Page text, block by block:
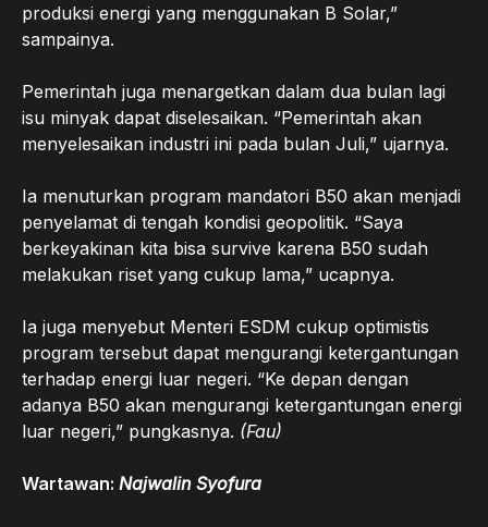
produksi energi yang menggunakan B Solar,”
sampainya.
Pemerintah juga menargetkan dalam dua bulan lagi
isu minyak dapat diselesaikan. “Pemerintah akan
menyelesaikan industri ini pada bulan Juli,” ujarnya.
Ia menuturkan program mandatori B50 akan menjadi
penyelamat di tengah kondisi geopolitik. “Saya
berkeyakinan kita bisa survive karena B50 sudah
melakukan riset yang cukup lama,” ucapnya.
Ia juga menyebut Menteri ESDM cukup optimistis
program tersebut dapat mengurangi ketergantungan
terhadap energi luar negeri. “Ke depan dengan
adanya B50 akan mengurangi ketergantungan energi
luar negeri,” pungkasnya. (Fau)
Wartawan: Najwalin Syofura